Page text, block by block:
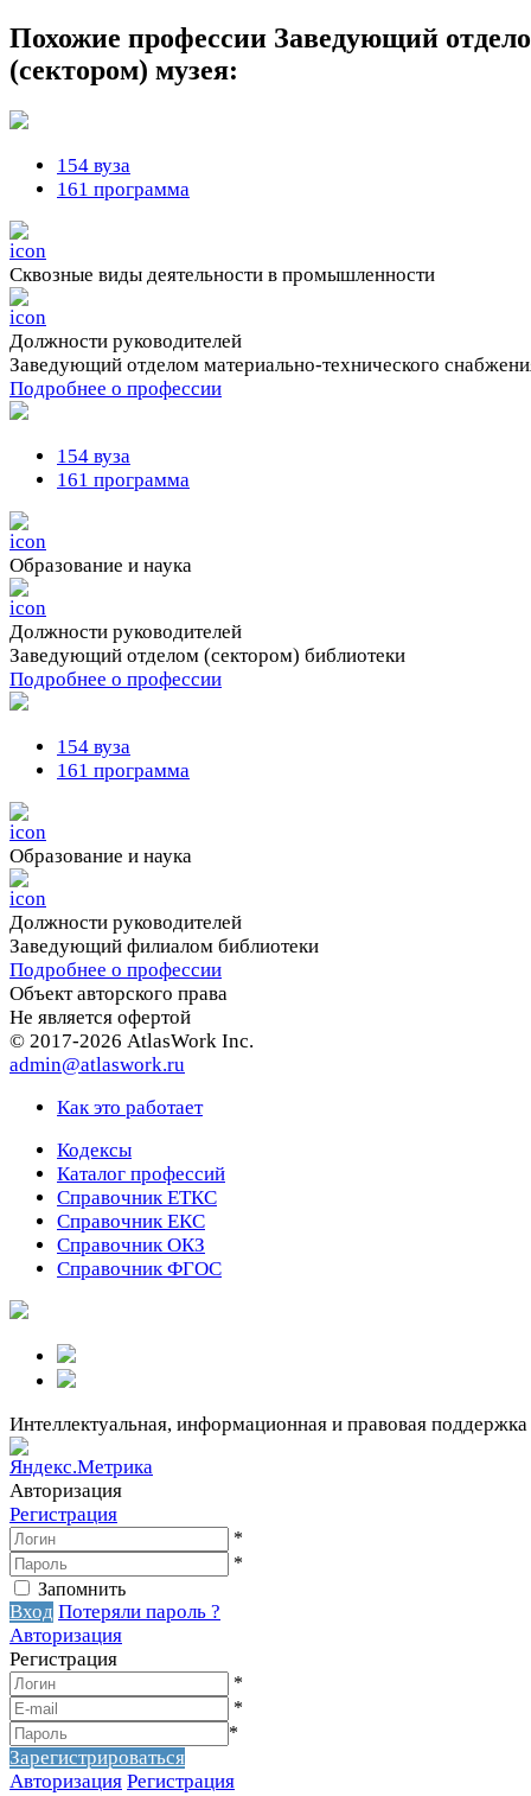
Похожие профессии Заведующий
(сектором) музея:
154 вуза
161 программа
Сквозные виды деятельности в промышленности
Должности руководителей
Заведующий отделом материально-технического
Подробнее о профессии
154 вуза
161 программа
Образование и наука
Должности руководителей
Заведующий отделом (сектором) библиотеки
Подробнее о профессии
154 вуза
161 программа
Образование и наука
Должности руководителей
Заведующий филиалом библиотеки
Подробнее о профессии
Объект авторского права
Не является офертой
© 2017-2026 AtlasWork Inc.
admin@atlaswork.ru
Как это работает
Кодексы
Каталог профессий
Справочник ЕТКС
Справочник ЕКС
Справочник ОКЗ
Справочник ФГОС
Интеллектуальная, информационная и правовая поддержка
Авторизация
Регистрация
*
*
Запомнить
Вход Потеряли пароль ?
Авторизация
Регистрация
*
*
*
Зарегистрироваться
Авторизация Регистрация